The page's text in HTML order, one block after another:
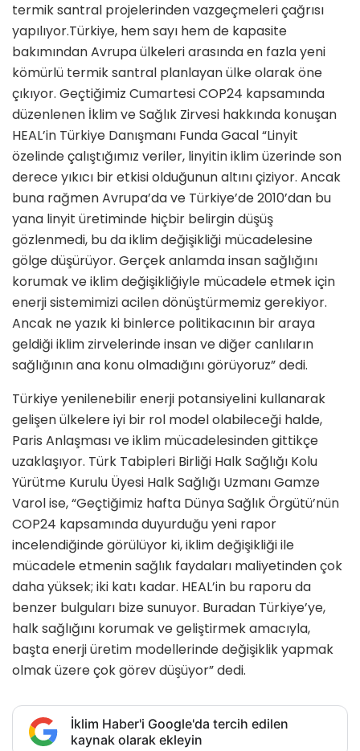
termik santral projelerinden vazgeçmeleri çağrısı
yapılıyor.Türkiye, hem sayı hem de kapasite
bakımından Avrupa ülkeleri arasında en fazla yeni
kömürlü termik santral planlayan ülke olarak öne
çıkıyor. Geçtiğimiz Cumartesi COP24 kapsamında
düzenlenen İklim ve Sağlık Zirvesi hakkında konuşan
HEAL’in Türkiye Danışmanı Funda Gacal “Linyit
özelinde çalıştığımız veriler, linyitin iklim üzerinde son
derece yıkıcı bir etkisi olduğunun altını çiziyor. Ancak
buna rağmen Avrupa’da ve Türkiye’de 2010’dan bu
yana linyit üretiminde hiçbir belirgin düşüş
gözlenmedi, bu da iklim değişikliği mücadelesine
gölge düşürüyor. Gerçek anlamda insan sağlığını
korumak ve iklim değişikliğiyle mücadele etmek için
enerji sistemimizi acilen dönüştürmemiz gerekiyor.
Ancak ne yazık ki binlerce politikacının bir araya
geldiği iklim zirvelerinde insan ve diğer canlıların
sağlığının ana konu olmadığını görüyoruz” dedi.
Türkiye yenilenebilir enerji potansiyelini kullanarak
gelişen ülkelere iyi bir rol model olabileceği halde,
Paris Anlaşması ve iklim mücadelesinden gittikçe
uzaklaşıyor. Türk Tabipleri Birliği Halk Sağlığı Kolu
Yürütme Kurulu Üyesi Halk Sağlığı Uzmanı Gamze
Varol ise, “Geçtiğimiz hafta Dünya Sağlık Örgütü’nün
COP24 kapsamında duyurduğu yeni rapor
incelendiğinde görülüyor ki, iklim değişikliği ile
mücadele etmenin sağlık faydaları maliyetinden çok
daha yüksek; iki katı kadar. HEAL’in bu raporu da
benzer bulguları bize sunuyor. Buradan Türkiye’ye,
halk sağlığını korumak ve geliştirmek amacıyla,
başta enerji üretim modellerinde değişiklik yapmak
olmak üzere çok görev düşüyor” dedi.
İklim Haber'i Google'da tercih edilen
kaynak olarak ekleyin